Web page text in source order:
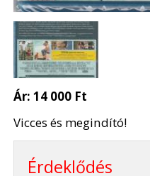
Ár:14 000 Ft
Vicces és megindító!
Érdeklődés